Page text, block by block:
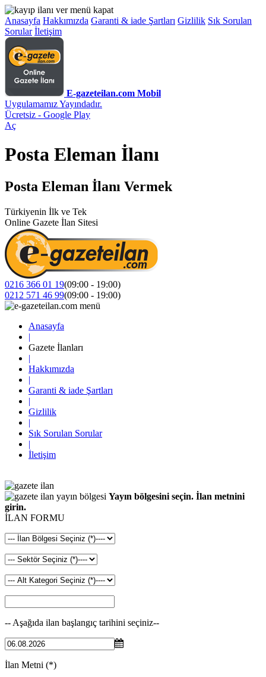
Anasayfa Hakkımızda Garanti & iade Şartları Gizlilik Sık Sorulan
Sorular İletişim
E-gazeteilan.com Mobil
Uygulamamız Yayındadır.
Ücretsiz - Google Play
Aç
Posta Eleman İlanı
Posta Eleman İlanı Vermek
Türkiyenin İlk ve Tek
Online Gazete İlan Sitesi
0216 366 01 19(09:00 - 19:00)
0212 571 46 99(09:00 - 19:00)
Anasayfa
|
Gazete İlanları
|
Hakkımızda
|
Garanti & iade Şartları
|
Gizlilik
|
Sık Sorulan Sorular
|
İletişim
Yayın bölgesini seçin. İlan metnini
girin.
İLAN FORMU
-- Aşağıda ilan başlangıç tarihini seçiniz--
İlan Metni (*)